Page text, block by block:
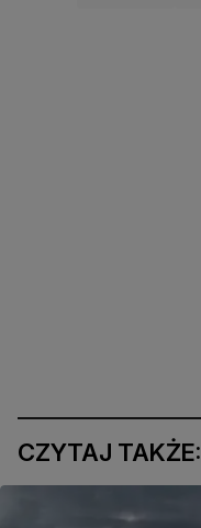
CZYTAJ TAKŻE: